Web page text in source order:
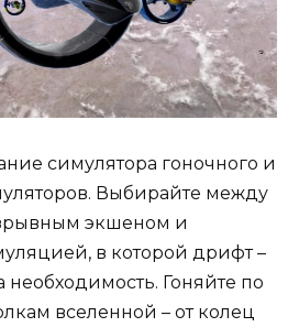
симулятора гоночного и
Выбирайте между
экшеном и
в которой дрифт –
необходимость. Гоняйте по
вселенной – от колец